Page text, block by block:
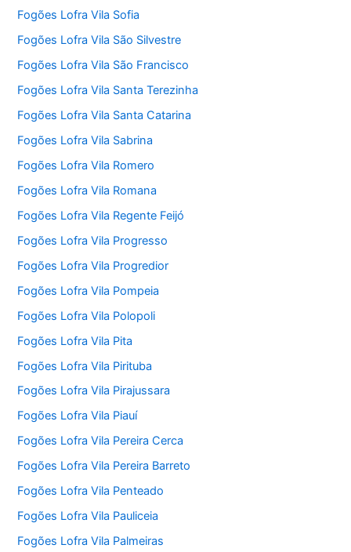
Fogões Lofra Vila Sofia
Fogões Lofra Vila São Silvestre
Fogões Lofra Vila São Francisco
Fogões Lofra Vila Santa Terezinha
Fogões Lofra Vila Santa Catarina
Fogões Lofra Vila Sabrina
Fogões Lofra Vila Romero
Fogões Lofra Vila Romana
Fogões Lofra Vila Regente Feijó
Fogões Lofra Vila Progresso
Fogões Lofra Vila Progredior
Fogões Lofra Vila Pompeia
Fogões Lofra Vila Polopoli
Fogões Lofra Vila Pita
Fogões Lofra Vila Pirituba
Fogões Lofra Vila Pirajussara
Fogões Lofra Vila Piauí
Fogões Lofra Vila Pereira Cerca
Fogões Lofra Vila Pereira Barreto
Fogões Lofra Vila Penteado
Fogões Lofra Vila Pauliceia
Fogões Lofra Vila Palmeiras